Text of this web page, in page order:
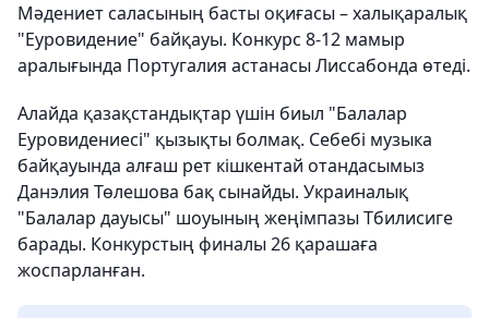
Мәдениет саласының басты оқиғасы – халықаралық
"Еуровидение" байқауы. Конкурс 8-12 мамыр
аралығында Португалия астанасы Лиссабонда өтеді.
Алайда қазақстандықтар үшін биыл "Балалар
Еуровидениесі" қызықты болмақ. Себебі музыка
байқауында алғаш рет кішкентай отандасымыз
Данэлия Төлешова бақ сынайды. Украиналық
"Балалар дауысы" шоуының жеңімпазы Тбилисиге
барады. Конкурстың финалы 26 қарашаға
жоспарланған.